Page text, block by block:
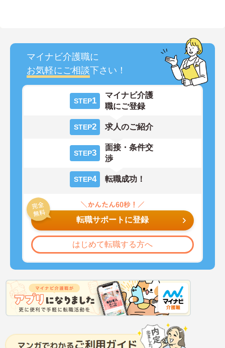
マイナビ介護職に
お気軽にご相談下さい！
STEP1
マイナビ介護
職にご登録
STEP2 求人のご紹介
STEP3
面接・条件交
渉
STEP4 転職成功！
転職サポートに登録
はじめて転職する方へ